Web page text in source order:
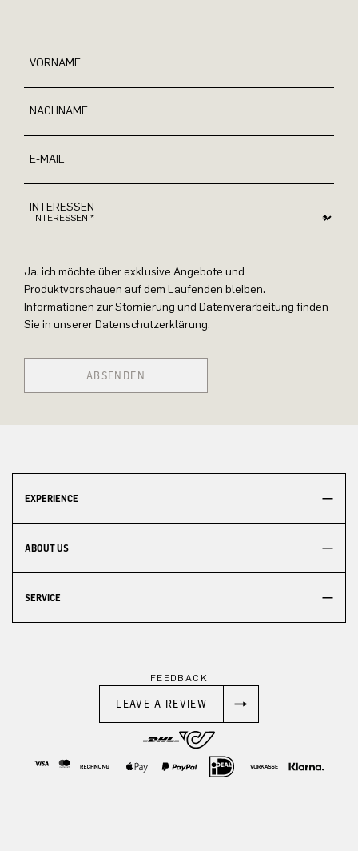
VORNAME
NACHNAME
E-MAIL
INTERESSEN
Ja, ich möchte über exklusive Angebote und
Produktvorschauen auf dem Laufenden bleiben.
Informationen zur Stornierung und Datenverarbeitung finden
Sie in unserer Datenschutzerklärung.
ABSENDEN
EXPERIENCE
ABOUT US
SERVICE
FEEDBACK
LEAVE A REVIEW